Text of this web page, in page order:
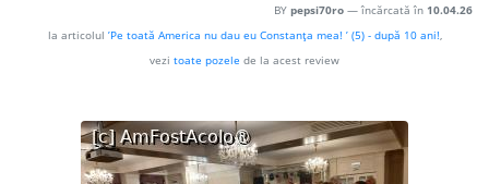
BY pepsi70ro — încărcată în 10.04.26
la articolul ’Pe toată America nu dau eu Constanţa mea! ’ (5) - după 10 ani!,
vezi toate pozele de la acest review